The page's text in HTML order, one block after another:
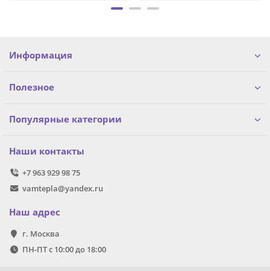
Информация
Полезное
Популярные категории
Наши контакты
+7 963 929 98 75
vamtepla@yandex.ru
Наш адрес
г. Москва
ПН-ПТ с 10:00 до 18:00